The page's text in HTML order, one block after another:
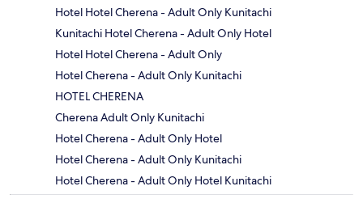
Hotel Hotel Cherena - Adult Only Kunitachi
Kunitachi Hotel Cherena - Adult Only Hotel
Hotel Hotel Cherena - Adult Only
Hotel Cherena - Adult Only Kunitachi
HOTEL CHERENA
Cherena Adult Only Kunitachi
Hotel Cherena - Adult Only Hotel
Hotel Cherena - Adult Only Kunitachi
Hotel Cherena - Adult Only Hotel Kunitachi